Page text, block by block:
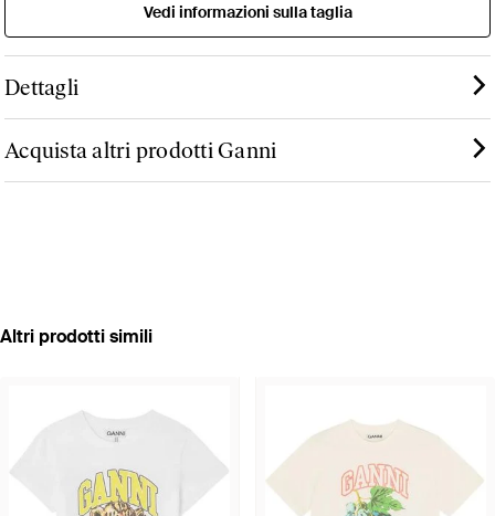
Vedi informazioni sulla taglia
Dettagli
Acquista altri prodotti Ganni
Altri prodotti simili